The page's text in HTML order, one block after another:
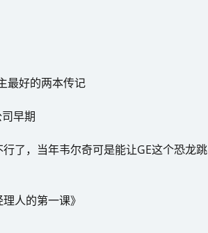
最好的两本传记
早期
了，当年韦尔奇可是能让GE这个恐龙跳
人的第一课》